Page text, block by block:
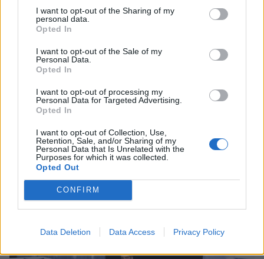
I want to opt-out of the Sharing of my
personal data.
Opted In
I want to opt-out of the Sale of my
Personal Data.
Opted In
I want to opt-out of processing my
Personal Data for Targeted Advertising.
Opted In
I want to opt-out of Collection, Use,
Retention, Sale, and/or Sharing of my
Personal Data that Is Unrelated with the
Purposes for which it was collected.
Opted Out
CONFIRM
Data Deletion Data Access Privacy Policy
Σαρδηνία
CELEBRITIES
ΔΕΙΤΕ ΑΚΟΜΑ
ΑΝΝΑ ΒΙΣΣΗ
ΠΕΡΙΣΣΟΤΕΡΑ ΣΤΟ